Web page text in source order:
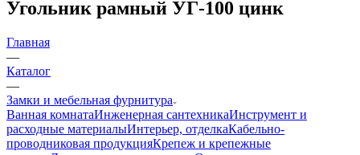
Угольник рамный УГ-100 цинк
Главная
—
Каталог
—
Замки и мебельная фурнитура
Ванная комнатаИнженерная сантехникаИнструмент и
расходные материалыИнтерьер, отделкаКабельно-
проводниковая продукцияКрепеж и крепежные